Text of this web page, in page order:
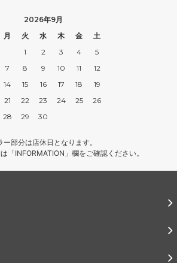
2026年9月
月 火 水 木 金
土
1
2 3 4
5
7 8 9 10 11
12
14 15 16 17 18
19
21 22 23 24 25
26
28 29 30
ー部分は店休日となります。
「INFORMATION」欄をご確認ください。